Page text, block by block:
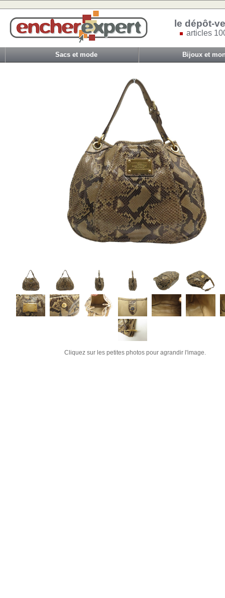
le dépôt-
articles
Sacs et mode Bijoux et
Cliquez sur les petites photos pour agrandir l'image.